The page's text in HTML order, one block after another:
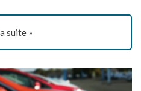
suite »